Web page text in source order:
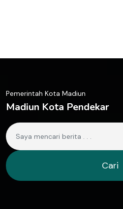
Pemerintah Kota Madiun
Madiun Kota Pendekar
Cari